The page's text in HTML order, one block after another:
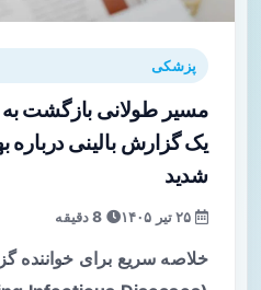
پزشکی
مسیر طولانی بازگشت
یک گزارش بالینی درباره
شدید
خلاصه سریع برای خواننده